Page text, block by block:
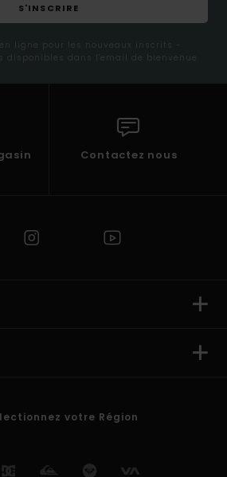
S'INSCRIRE
ligne pour les nouveaux inscrits -
disponibles dans l'email de bienvenue
Contactez nous
votre Région